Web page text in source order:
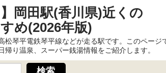
岡田駅(香川県)近くの
め(2026年版)
松琴平電鉄琴平線などが走る駅です。このページ
帰り温泉、スーパー銭湯情報をご紹介します。